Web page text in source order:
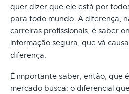
quer dizer que ele está por
para todo mundo. A diferença,
carreiras profissionais, é saber
informação segura, que vá
diferença.
É importante saber, então, que
mercado busca: o diferencial